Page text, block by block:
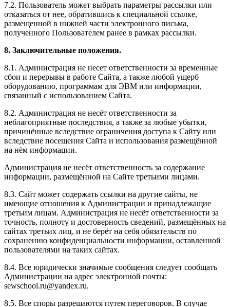
7.2. Пользователь может выбрать параметры рассылки или
отказаться от нее, обратившись к специальной ссылке,
размещенной в нижней части электронного письма,
полученного Пользователем ранее в рамках рассылки.
8. Заключительные положения.
8.1. Администрация не несет ответственности за временные
сбои и перерывы в работе Сайта, а также любой ущерб
оборудованию, программам для ЭВМ или информации,
связанный с использованием Сайта.
8.2. Администрация не несёт ответственности за
неблагоприятные последствия, а также за любые убытки,
причинённые вследствие ограничения доступа к Сайту или
вследствие посещения Сайта и использования размещённой
на нём информации.
Администрация не несёт ответственность за содержание
информации, размещённой на Сайте третьими лицами.
8.3. Сайт может содержать ссылки на другие сайты, не
имеющие отношения к Администрации и принадлежащие
третьим лицам. Администрация не несёт ответственности за
точность, полноту и достоверность сведений, размещённых на
сайтах третьих лиц, и не берёт на себя обязательств по
сохранению конфиденциальности информации, оставленной
пользователями на таких сайтах.
8.4. Все юридически значимые сообщения следует сообщать
Администрации на адрес электронной почты:
sewschool.ru@yandex.ru.
8.5. Все споры разрешаются путем переговоров. В случае